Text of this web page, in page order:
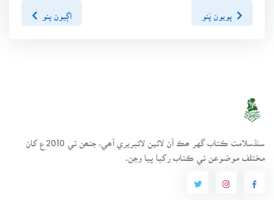
پويون پَنو اڳيون پنو
سنڌسلامت ڪتاب گهر ھڪ آن لائين لائبريري آھي، جنھن تي 2010ع کان
مختلف موضوعن تي ڪتاب رکيا پيا وڃن.